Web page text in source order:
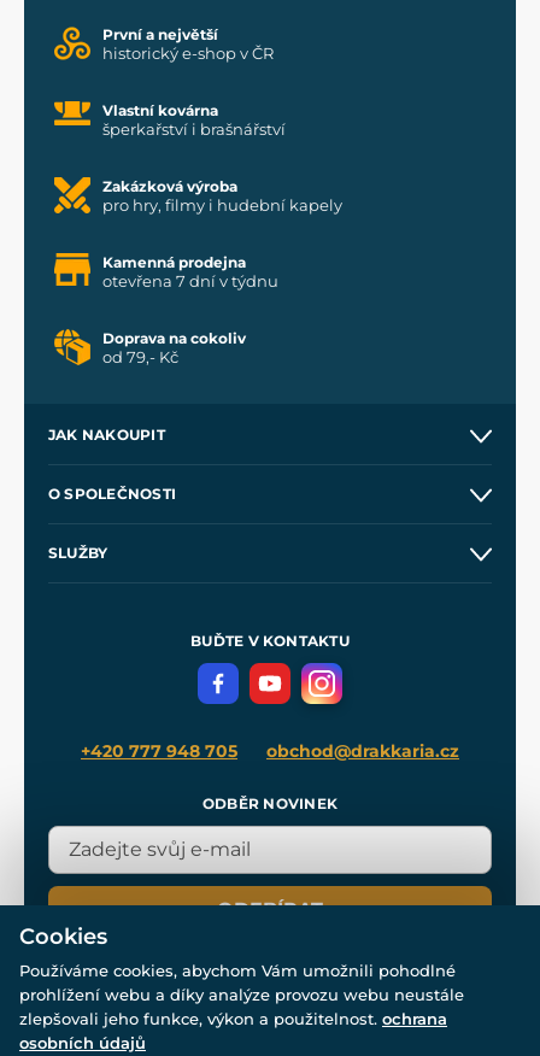
První a největší
historický e-shop v ČR
Vlastní kovárna
šperkařství i brašnářství
Zakázková výroba
pro hry, filmy i hudební kapely
Kamenná prodejna
otevřena 7 dní v týdnu
Doprava na cokoliv
od 79,- Kč
JAK NAKOUPIT
Velkoobchod
O SPOLEČNOSTI
SLUŽBY
Meče pro Kingdom Come
BUĎTE V KONTAKTU
+420 777 948 705 obchod@drakkaria.cz
ODBĚR NOVINEK
ODEBÍRAT
© Všechna práva vyhrazena. www.drakkaria.cz 2007-2026.
Cookies
Používáme cookies, abychom Vám umožnili pohodlné
prohlížení webu a díky analýze provozu webu neustále
zlepšovali jeho funkce, výkon a použitelnost. ochrana
osobních údajů